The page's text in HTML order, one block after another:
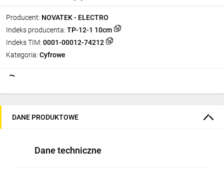
Producent: NOVATEK - ELECTRO
Indeks producenta: TP-12-1 10cm
Indeks TIM: 0001-00012-74212
Kategoria: Cyfrowe
DANE PRODUKTOWE
Dane techniczne